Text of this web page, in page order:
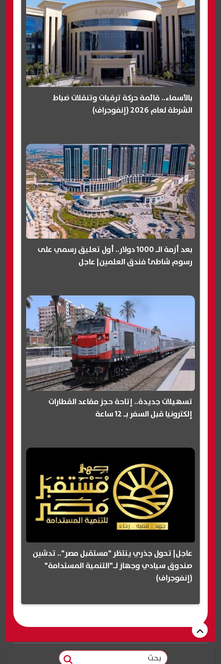
بالأسماء.. قائمة حركة ترقيات وتنقلات ضباط
الشرطة لعام 2026 (إنفوجراف)
بعد أزمة الـ 1000 دولار.. أول تعليق رسمي على
رسوم شاطئ فندق العلمين| عاجل
تسهيلات جديدة.. إتاحة حجز مقاعد القطارات
إلكترونيا قبل السفر بـ 12 ساعة
عاجل| تحول جذري ينتظر "مستقبل مصر".. تدشين
صندوق سيادي وجهاز لـ"التنمية المستدامة"
(إنفوجراف)
بحث